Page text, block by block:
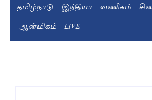
தமிழ்நாடு இந்தியா வணிகம்
ஆன்மிகம்
LIVE